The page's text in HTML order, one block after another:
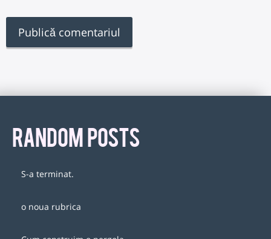
RANDOM POSTS
S-a terminat.
o noua rubrica